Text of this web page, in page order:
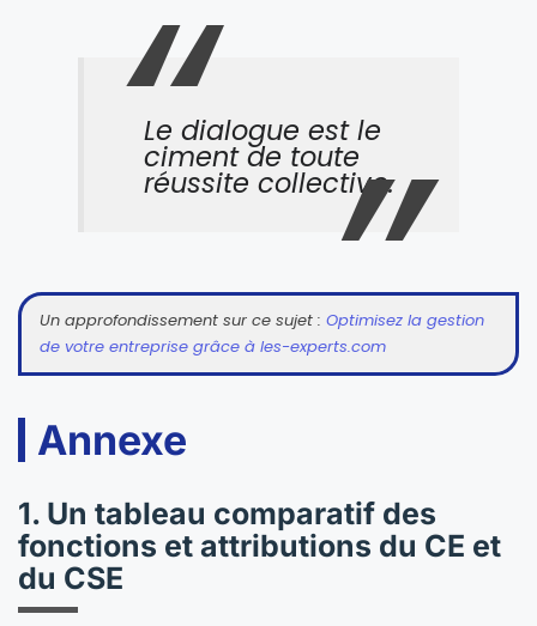
Le dialogue est le
ciment de toute
réussite collective.
Un approfondissement sur ce sujet : Optimisez la gestion
de votre entreprise grâce à les-experts.com
Annexe
1. Un tableau comparatif des
fonctions et attributions du CE et
du CSE